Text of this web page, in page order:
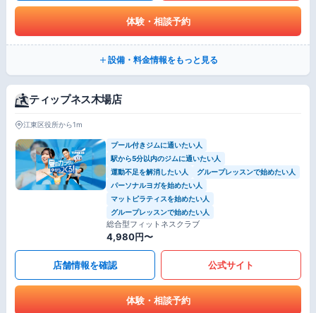
体験・相談予約
設備・料金情報をもっと見る
ティップネス木場店
江東区役所から1m
プール付きジムに通いたい人
駅から5分以内のジムに通いたい人
運動不足を解消したい人
グループレッスンで始めたい人
パーソナルヨガを始めたい人
マットピラティスを始めたい人
グループレッスンで始めたい人
総合型フィットネスクラブ
4,980円〜
店舗情報を確認 公式サイト
体験・相談予約